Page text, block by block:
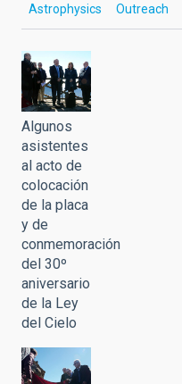
Astrophysics Outreach
Algunos
asistentes
al acto de
colocación
de la placa
y de
conmemoración
del 30º
aniversario
de la Ley
del Cielo